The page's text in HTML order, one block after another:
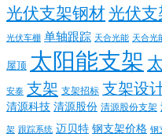
光伏支架钢材光伏
光伏车棚 单轴跟踪 天合光能 天合光
屋顶 太阳能支架
安泰 支架 支架招标 支架设
清源科技 清源股份 清源股份支架
架 跟踪系统 迈贝特 钢支架价格 钢